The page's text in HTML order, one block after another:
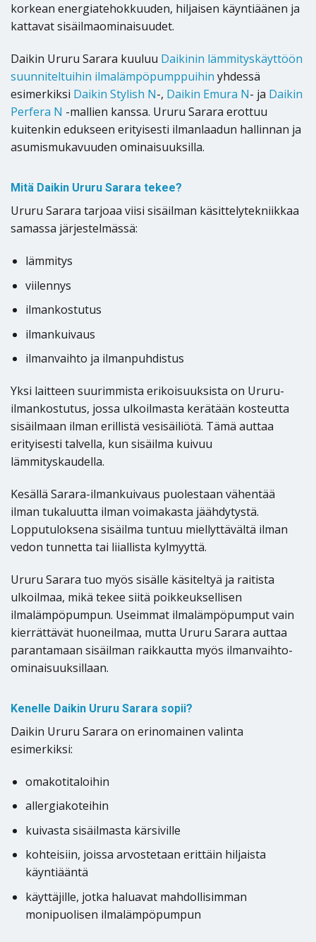
korkean energiatehokkuuden, hiljaisen käyntiäänen ja
kattavat sisäilmaominaisuudet.
Daikin Ururu Sarara kuuluu Daikinin lämmityskäyttöön
suunniteltuihin ilmalämpöpumppuihin yhdessä
esimerkiksi Daikin Stylish N-, Daikin Emura N- ja Daikin
Perfera N -mallien kanssa. Ururu Sarara erottuu
kuitenkin edukseen erityisesti ilmanlaadun hallinnan ja
asumismukavuuden ominaisuuksilla.
Mitä Daikin Ururu Sarara tekee?
Ururu Sarara tarjoaa viisi sisäilman käsittelytekniikkaa
samassa järjestelmässä:
lämmitys
viilennys
ilmankostutus
ilmankuivaus
ilmanvaihto ja ilmanpuhdistus
Yksi laitteen suurimmista erikoisuuksista on Ururu-
ilmankostutus, jossa ulkoilmasta kerätään kosteutta
sisäilmaan ilman erillistä vesisäiliötä. Tämä auttaa
erityisesti talvella, kun sisäilma kuivuu
lämmityskaudella.
Kesällä Sarara-ilmankuivaus puolestaan vähentää
ilman tukaluutta ilman voimakasta jäähdytystä.
Lopputuloksena sisäilma tuntuu miellyttävältä ilman
vedon tunnetta tai liiallista kylmyyttä.
Ururu Sarara tuo myös sisälle käsiteltyä ja raitista
ulkoilmaa, mikä tekee siitä poikkeuksellisen
ilmalämpöpumpun. Useimmat ilmalämpöpumput vain
kierrättävät huoneilmaa, mutta Ururu Sarara auttaa
parantamaan sisäilman raikkautta myös ilmanvaihto-
ominaisuuksillaan.
Kenelle Daikin Ururu Sarara sopii?
Daikin Ururu Sarara on erinomainen valinta
esimerkiksi:
omakotitaloihin
allergiakoteihin
kuivasta sisäilmasta kärsiville
kohteisiin, joissa arvostetaan erittäin hiljaista
käyntiääntä
käyttäjille, jotka haluavat mahdollisimman
monipuolisen ilmalämpöpumpun